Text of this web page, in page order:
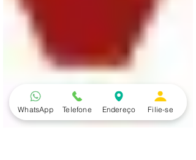
WhatsApp Telefone Endereço Filie-se